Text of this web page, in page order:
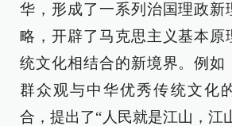
华，形成了一系列治国理政新
略，开辟了马克思主义基本原
统文化相结合的新境界。例如
群众观与中华优秀传统文化
合，提出了“人民就是江山，江